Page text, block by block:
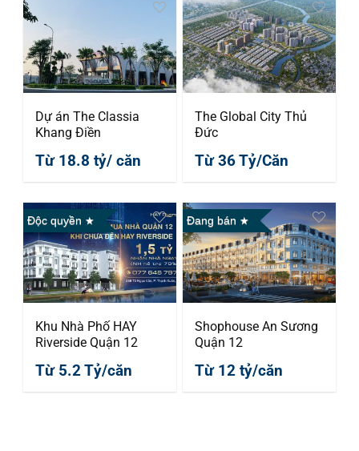
Dự án The Classia
Khang Điền
Từ 18.8 tỷ/ căn
The Global City Thủ
Đức
Từ 36 Tỷ/Căn
Độc quyền
Khu Nhà Phố HAY
Riverside Quận 12
Từ 5.2 Tỷ/căn
Đang bán
Shophouse An Sương
Quận 12
Từ 12 tỷ/căn